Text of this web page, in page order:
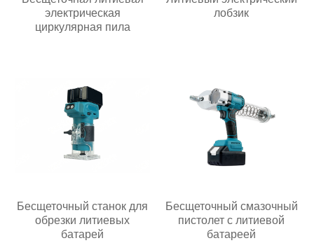
электрическая
циркулярная пила
лобзик
Бесщеточный станок для
обрезки литиевых
батарей
Бесщеточный смазочный
пистолет с литиевой
батареей